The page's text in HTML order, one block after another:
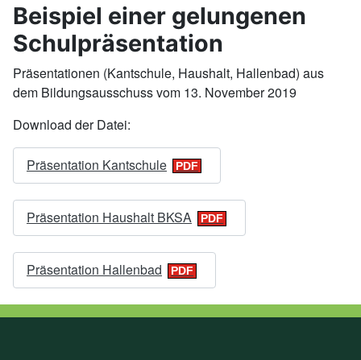
Beispiel einer gelungenen
Schulpräsentation
Präsentationen (Kantschule, Haushalt, Hallenbad) aus
dem Bildungsausschuss vom 13. November 2019
Download der Datei:
Präsentation Kantschule
Präsentation Haushalt BKSA
Präsentation Hallenbad